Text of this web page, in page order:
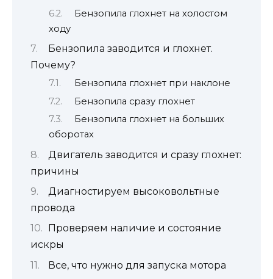
Бензопила глохнет на холостом
ходу
Бензопила заводится и глохнет.
Почему?
Бензопила глохнет при наклоне
Бензопила сразу глохнет
Бензопила глохнет на больших
оборотах
Двигатель заводится и сразу глохнет:
причины
Диагностируем высоковольтные
провода
Проверяем наличие и состояние
искры
Все, что нужно для запуска мотора